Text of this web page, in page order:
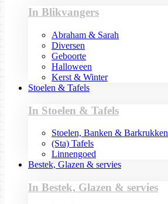
In Blikvangers
Abraham & Sarah
Diversen
Geboorte
Halloween
Kerst & Winter
Stoelen & Tafels
In Stoelen & Tafels
Stoelen, Banken & Barkrukken
(Sta) Tafels
Linnengoed
Bestek, Glazen & servies
In Bestek, Glazen & servies